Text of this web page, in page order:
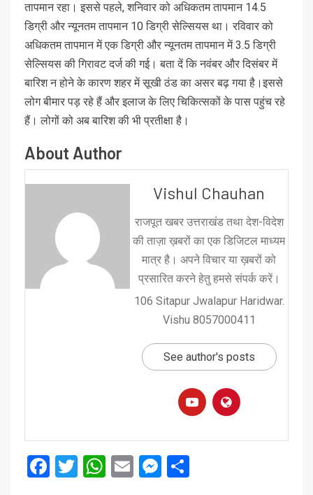
तापमान रहा। इससे पहले, शनिवार को अधिकतम तापमान 14.5
डिग्री और न्यूनतम तापमान 10 डिग्री सेल्सियस था। रविवार को
अधिकतम तापमान में एक डिग्री और न्यूनतम तापमान में 3.5 डिग्री
सेल्सियस की गिरावट दर्ज की गई। बता दें कि नवंबर और दिसंबर में
बारिश न होने के कारण शहर में सूखी ठंड का असर बढ़ गया है।इससे
लोग बीमार पड़ रहे हैं और इलाज के लिए चिकित्सकों के पास पहुंच रहे
हैं। लोगों को अब बारिश की भी प्रतीक्षा है।
About Author
Vishul Chauhan
राजपूत खबर उत्तराखंड तथा देश-विदेश
की ताज़ा ख़बरों का एक डिजिटल माध्यम
मात्र है। अपने विचार या ख़बरों को
प्रसारित करने हेतु हमसे संपर्क करें।
106 Sitapur Jwalapur Haridwar.
Vishu 8057000411
See author's posts
Facebook
Twitter
WhatsApp
EmailMessenger